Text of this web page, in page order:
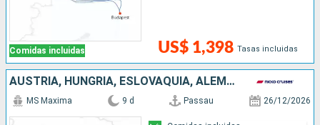
Comidas incluidas US$ 1,398 Tasas incluidas
AUSTRIA, HUNGRÍA, ESLOVAQUIA, ALEMANIA
MS Maxima 9 d Passau 26/12/2026